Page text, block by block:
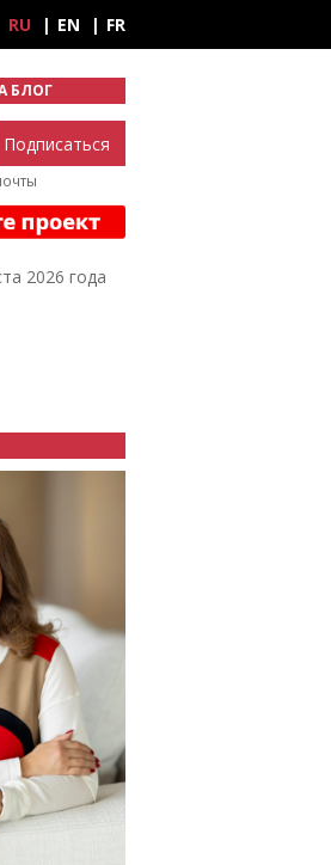
RU EN FR
БЛОГ
2026 года